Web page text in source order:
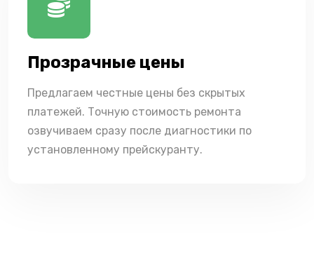
Прозрачные цены
Предлагаем честные цены без скрытых
платежей. Точную стоимость ремонта
озвучиваем сразу после диагностики по
установленному прейскуранту.